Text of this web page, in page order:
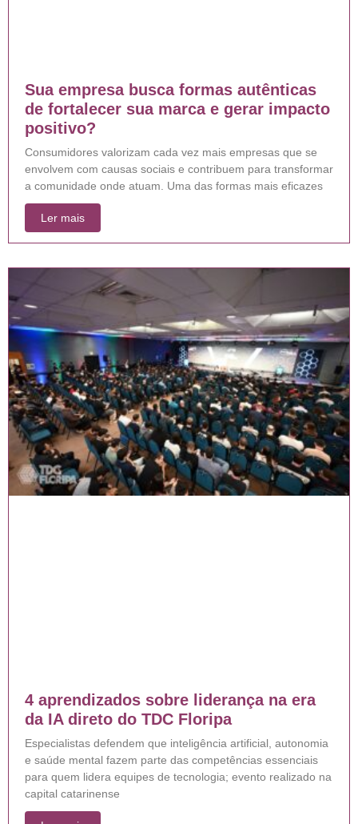
Sua empresa busca formas autênticas
de fortalecer sua marca e gerar impacto
positivo?
Consumidores valorizam cada vez mais empresas que se
envolvem com causas sociais e contribuem para transformar
a comunidade onde atuam. Uma das formas mais eficazes
Ler mais
4 aprendizados sobre liderança na era
da IA direto do TDC Floripa
Especialistas defendem que inteligência artificial, autonomia
e saúde mental fazem parte das competências essenciais
para quem lidera equipes de tecnologia; evento realizado na
capital catarinense